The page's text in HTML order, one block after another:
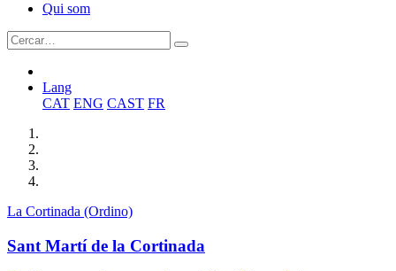
Qui som
Lang
CAT ENG CAST FR
La Cortinada (Ordino)
Sant Martí de la Cortinada